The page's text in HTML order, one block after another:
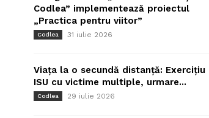
Codlea” implementează proiectul
„Practica pentru viitor”
Codlea 31 iulie 2026
Viața la o secundă distanță: Exercițiu
ISU cu victime multiple, urmare...
Codlea 29 iulie 2026